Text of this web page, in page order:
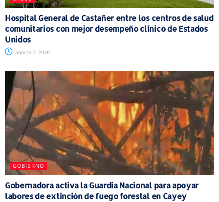
Hospital General de Castañer entre los centros de salud
comunitarios con mejor desempeño clínico de Estados
Unidos
agosto 7, 2026
GOBIERNO
Gobernadora activa la Guardia Nacional para apoyar
labores de extinción de fuego forestal en Cayey